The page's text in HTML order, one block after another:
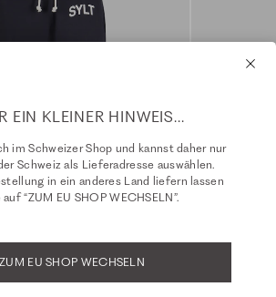
EIN KLEINER HINWEIS...
im Schweizer Shop und kannst daher nur
Schweiz als Lieferadresse auswählen.
in ein anderes Land liefern lassen
“ZUM EU SHOP WECHSELN”.
ZUM EU SHOP WECHSELN